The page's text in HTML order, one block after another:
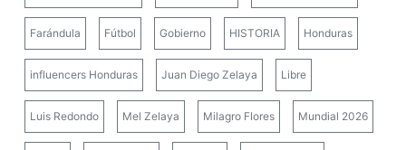
Farándula Fútbol Gobierno HISTORIA Honduras
influencers Honduras Juan Diego Zelaya Libre
Luis Redondo Mel Zelaya Milagro Flores Mundial 2026